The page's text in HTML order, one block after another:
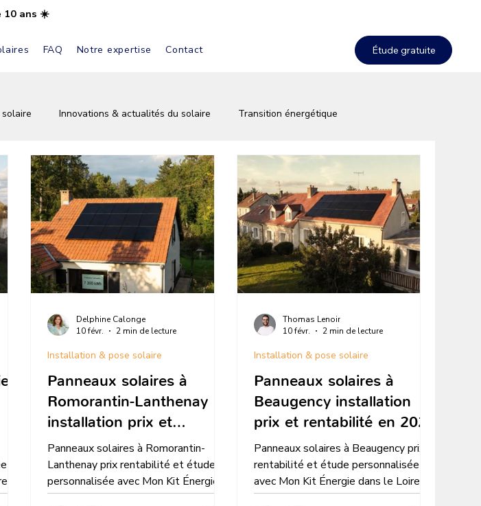
10 ans ☀️
FAQ Notre expertise Contact
Innovations & actualités du solaire Transition énergétique
solaire Installation & pose solaire Aides & primes solaires
verte Conseils & astuces solaires
Panneaux solaires à
Romorantin-Lanthenay
installation prix et
rentabilité en 2026
Panneaux solaires à Romorantin-
Lanthenay prix rentabilité et étude
personnalisée avec Mon Kit Énergie
dans le Loir-et-Cher simulation
Installation & pose solaire
Delphine Calonge
10 févr.
2 min de lecture
Panneaux solaires à
Beaugency installation
prix et rentabilité en 2026
Panneaux solaires à Beaugency prix
rentabilité et étude personnalisée
avec Mon Kit Énergie dans le Loiret
simulation gratuite
Installation & pose solaire
Thomas Lenoir
10 févr.
2 min de lecture